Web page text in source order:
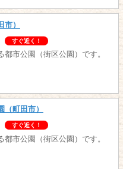
）
すぐ近く！
都市公園（街区公園）です。
町田市）
すぐ近く！
都市公園（街区公園）です。